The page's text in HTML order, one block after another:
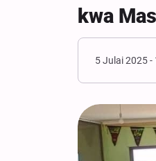
kwa
5 Julai 2025 -